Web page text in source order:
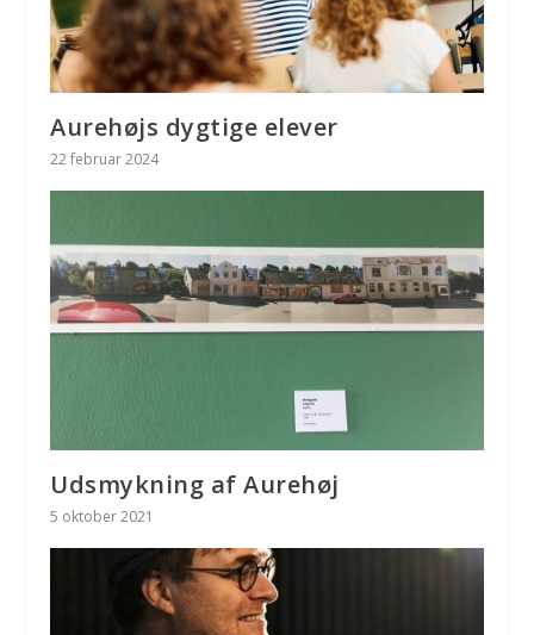
Aurehøjs dygtige elever
22 februar 2024
Udsmykning af Aurehøj
5 oktober 2021